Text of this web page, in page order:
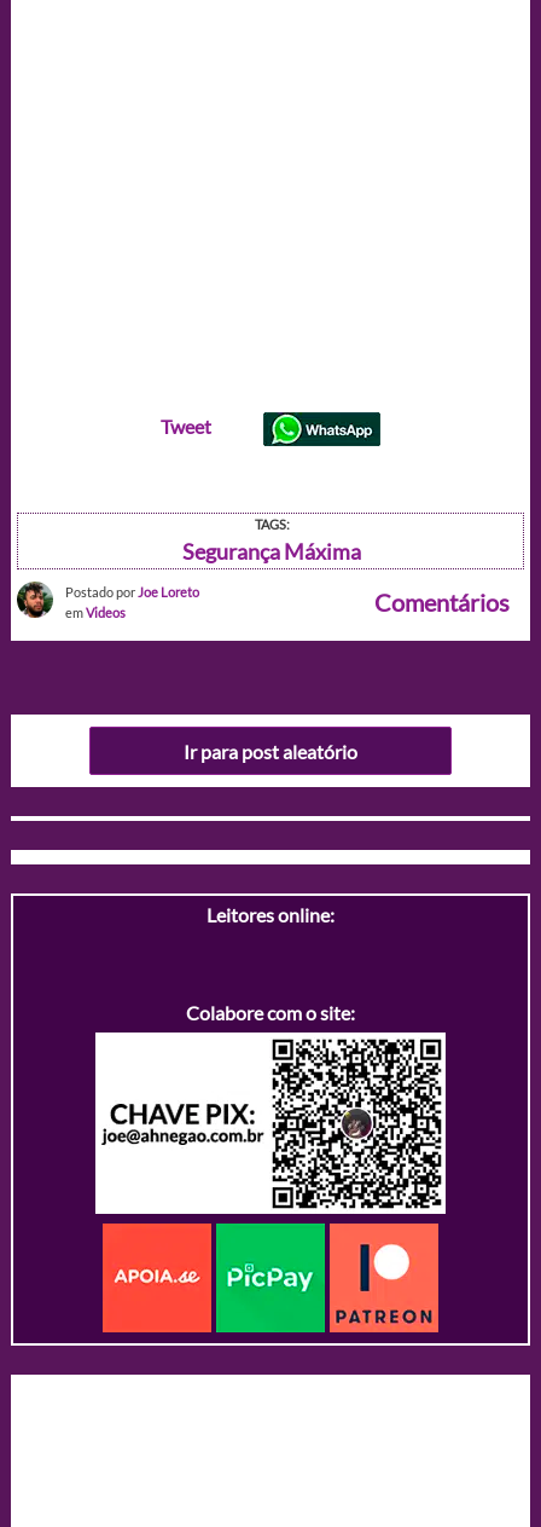
Tweet
TAGS:
Segurança Máxima
Postado por Joe Loreto
emVideos Comentários
Ir para post aleatório
Leitores online:
Colabore com o site: